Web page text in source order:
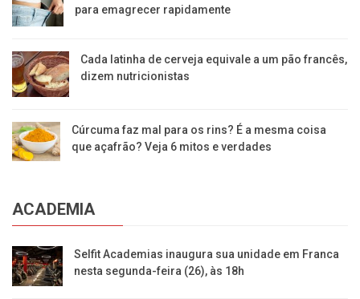
para emagrecer rapidamente
Cada latinha de cerveja equivale a um pão francês,
dizem nutricionistas
Cúrcuma faz mal para os rins? É a mesma coisa
que açafrão? Veja 6 mitos e verdades
ACADEMIA
Selfit Academias inaugura sua unidade em Franca
nesta segunda-feira (26), às 18h